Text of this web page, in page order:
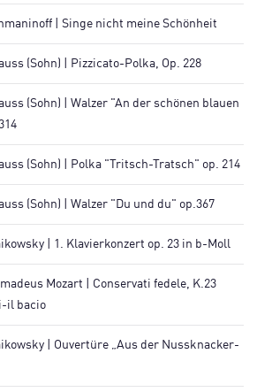
| Singe nicht meine Schönheit
(Sohn) | Pizzicato-Polka, Op. 228
(Sohn) | Walzer "An der schönen blauen
(Sohn) | Polka "Tritsch-Tratsch" op. 214
(Sohn) | Walzer "Du und du" op.367
| 1. Klavierkonzert op. 23 in b-Moll
Mozart | Conservati fedele, K.23
il bacio
| Ouvertüre „Aus der Nussknacker-